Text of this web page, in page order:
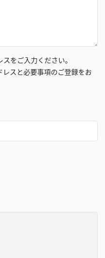
をご入力ください。
スと必要事項のご登録をお